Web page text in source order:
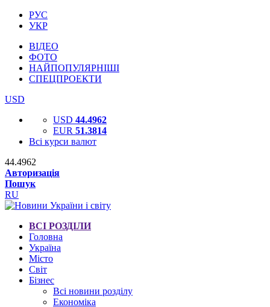
РУС
УКР
ВІДЕО
ФОТО
НАЙПОПУЛЯРНІШІ
СПЕЦПРОЕКТИ
USD
USD 44.4962
EUR 51.3814
Всі курси валют
44.4962
Авторизація
Пошук
RU
ВСІ РОЗДІЛИ
Головна
Україна
Місто
Світ
Бізнес
Всі новини розділу
Економіка